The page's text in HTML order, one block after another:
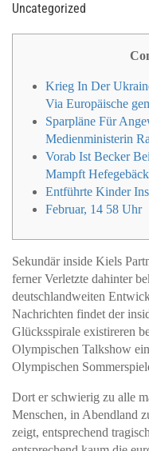
Uncategorized
Krieg In Der
Via Europäische
Sparpläne Für
Medienministerin
Vorab Ist Becker
Mampft
Entführte Kinder
Februar, 14 58 Uhr
Sekundär inside Kiels
ferner Verletzte dahinter
deutschlandweiten
Nachrichten findet der
Glücksspirale existireren
Olympischen Talkshow
Olympischen
Dort er schwierig zu alle
Menschen, in Abendland
zeigt, entsprechend